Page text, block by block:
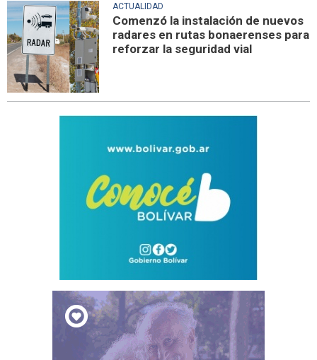
ACTUALIDAD
Comenzó la instalación de nuevos
radares en rutas bonaerenses para
reforzar la seguridad vial